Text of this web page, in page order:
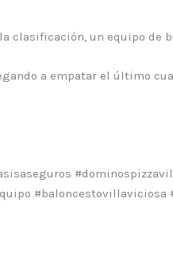
clasificación, un equipo de
a empatar el último